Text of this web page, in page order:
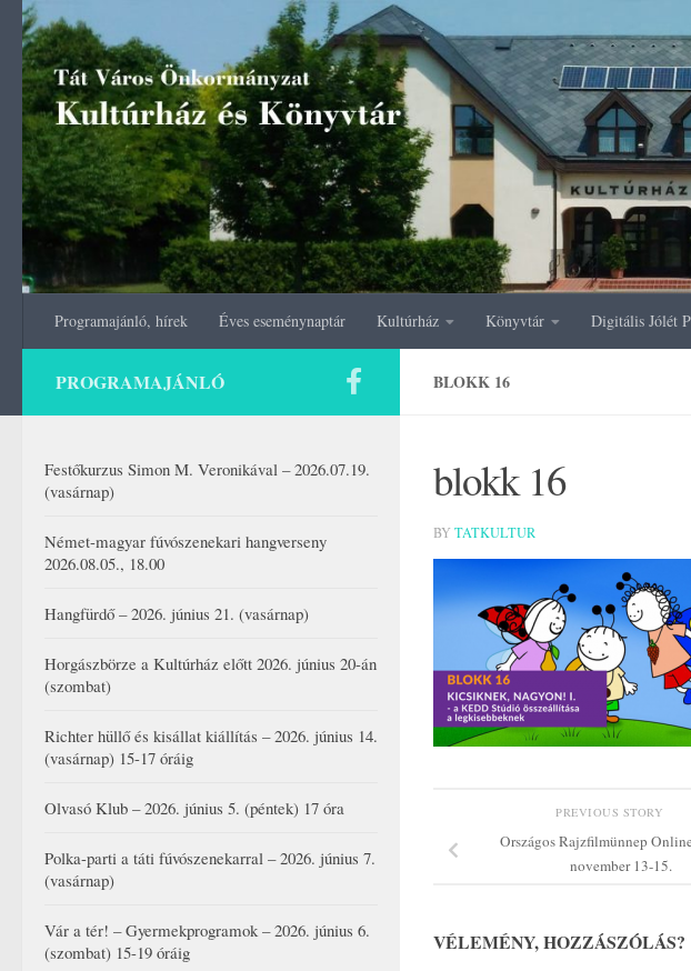
Skip to content
Programajánló, hírek Éves eseménynaptár Kultúrház Könyvtár Digitális Jólét
BLOKK 16
blokk 16
BY TATKULTUR
PREVIOUS STORY
Országos Rajzfilmünnep
november 13-15.
VÉLEMÉNY, HOZZÁSZÓLÁS?
PROGRAMAJÁNLÓ
Festőkurzus Simon M. Veronikával – 2026.07.19.
(vasárnap)
Német-magyar fúvószenekari hangverseny
2026.08.05., 18.00
Hangfürdő – 2026. június 21. (vasárnap)
Horgászbörze a Kultúrház előtt 2026. június 20-án
(szombat)
Richter hüllő és kisállat kiállítás – 2026. június 14.
(vasárnap) 15-17 óráig
Olvasó Klub – 2026. június 5. (péntek) 17 óra
Polka-parti a táti fúvószenekarral – 2026. június 7.
(vasárnap)
Vár a tér! – Gyermekprogramok – 2026. június 6.
(szombat) 15-19 óráig